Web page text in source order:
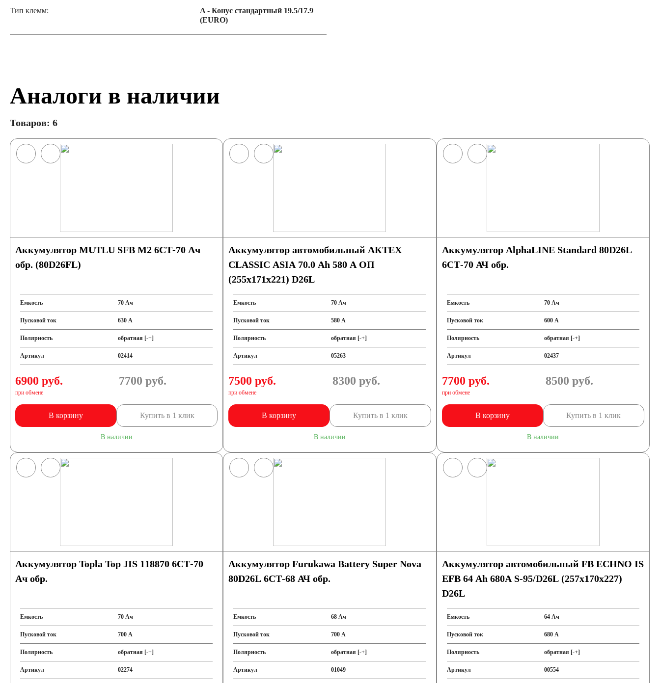
Тип клемм:
A - Конус стандартный 19.5/17.9
(EURO)
Аналоги в наличии
Товаров: 6
Аккумулятор MUTLU SFB M2 6СТ-70 Ач
обр. (80D26FL)
Емкость 70 Ач
Пусковой ток 630 А
Полярность обратная [-+]
Артикул 02414
6900 руб.
при обмене
7700 руб.
В корзину Купить в 1 клик
В наличии
Аккумулятор автомобильный АКТЕХ
CLASSIC ASIA 70.0 Ah 580 А ОП
(255x171x221) D26L
Емкость 70 Ач
Пусковой ток 580 А
Полярность обратная [-+]
Артикул 05263
7500 руб.
при обмене
8300 руб.
В корзину Купить в 1 клик
В наличии
Аккумулятор AlphaLINE Standard 80D26L
6СТ-70 АЧ обр.
Емкость 70 Ач
Пусковой ток 600 А
Полярность обратная [-+]
Артикул 02437
7700 руб.
при обмене
8500 руб.
В корзину Купить в 1 клик
В наличии
Аккумулятор Topla Top JIS 118870 6СТ-70
Ач обр.
Емкость 70 Ач
Пусковой ток 700 А
Полярность обратная [-+]
Артикул 02274
Аккумулятор Furukawa Battery Super Nova
80D26L 6СТ-68 АЧ обр.
Емкость 68 Ач
Пусковой ток 700 А
Полярность обратная [-+]
Артикул 01049
Аккумулятор автомобильный FB ECHNO IS
EFB 64 Ah 680А S-95/D26L (257х170х227)
D26L
Емкость 64 Ач
Пусковой ток 680 А
Полярность обратная [-+]
Артикул 00554